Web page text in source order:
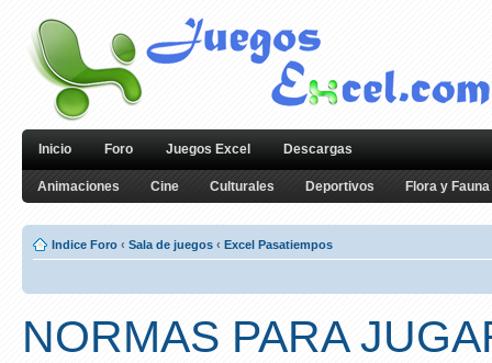
Inicio Foro Juegos Excel Descargas
Animaciones Cine Culturales Deportivos Flora y Fauna
Indice Foro ‹ Sala de juegos ‹ Excel Pasatiempos
NORMAS PARA